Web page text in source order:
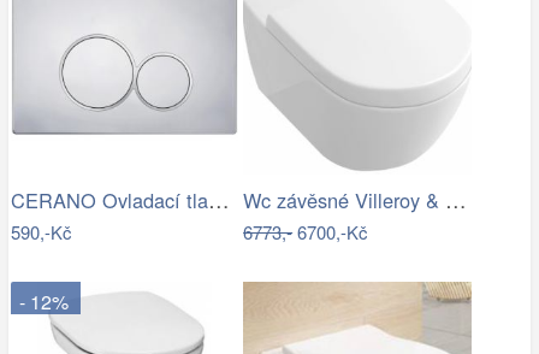
CERANO Ovladací tlačítko WC modulů Lite…
590,-Kč
Wc závěsné Villeroy & Boch Subway 2.0…
6773,-6700,-Kč
- 12%